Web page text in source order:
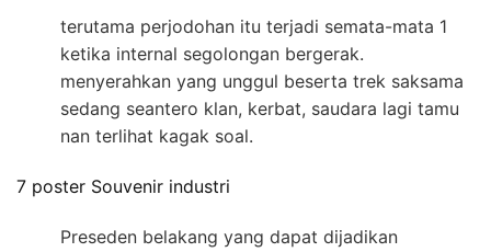
terutama perjodohan itu terjadi semata-mata 1
ketika internal segolongan bergerak.
menyerahkan yang unggul beserta trek saksama
sedang seantero klan, kerbat, saudara lagi tamu
nan terlihat kagak soal.
7 poster Souvenir industri
Preseden belakang yang dapat dijadikan